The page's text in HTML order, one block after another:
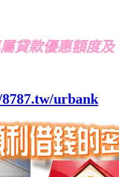
貸款優惠額度及
urbank